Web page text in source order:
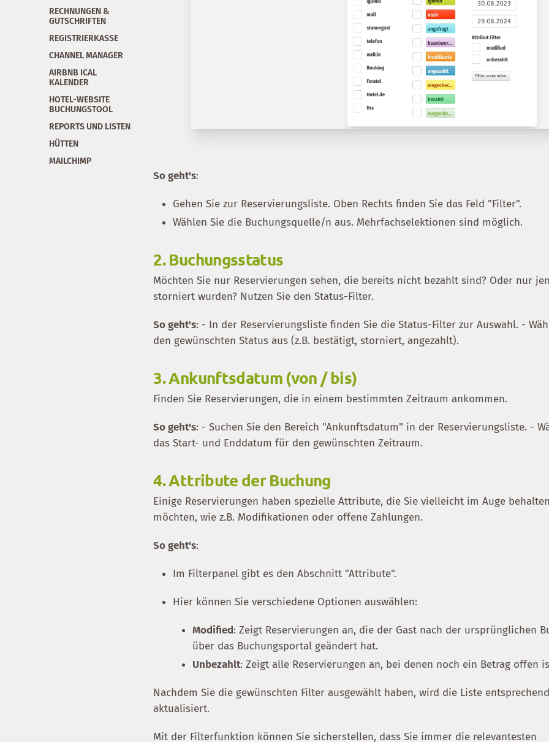
RECHNUNGEN &
GUTSCHRIFTEN
REGISTRIERKASSE
CHANNEL MANAGER
AIRBNB ICAL
KALENDER
HOTEL-WEBSITE
BUCHUNGSTOOL
REPORTS UND LISTEN
HÜTTEN
MAILCHIMP
So geht's:
Gehen Sie zur Reservierungsliste. Oben Rechts finden Sie das Feld "Filter".
Wählen Sie die Buchungsquelle/n aus. Mehrfachselektionen sind möglich.
2.Buchungsstatus
Möchten Sie nur Reservierungen sehen, die bereits nicht bezahlt sind? Oder nur
storniert wurden? Nutzen Sie den Status-Filter.
So geht's: - In der Reservierungsliste finden Sie die Status-Filter zur Auswahl. -
den gewünschten Status aus (z.B. bestätigt, storniert, angezahlt).
3.Ankunftsdatum (von / bis)
Finden Sie Reservierungen, die in einem bestimmten Zeitraum ankommen.
So geht's: - Suchen Sie den Bereich "Ankunftsdatum" in der Reservierungsliste. -
das Start- und Enddatum für den gewünschten Zeitraum.
4.Attribute der Buchung
Einige Reservierungen haben spezielle Attribute, die Sie vielleicht im Auge behalten
möchten, wie z.B. Modifikationen oder offene Zahlungen.
So geht's:
Im Filterpanel gibt es den Abschnitt "Attribute".
Hier können Sie verschiedene Optionen auswählen:
Modified: Zeigt Reservierungen an, die der Gast nach der ursprünglichen
über das Buchungsportal geändert hat.
Unbezahlt: Zeigt alle Reservierungen an, bei denen noch ein Betrag offen
Nachdem Sie die gewünschten Filter ausgewählt haben, wird die Liste entsprechend
aktualisiert.
Mit der Filterfunktion können Sie sicherstellen, dass Sie immer die relevantesten